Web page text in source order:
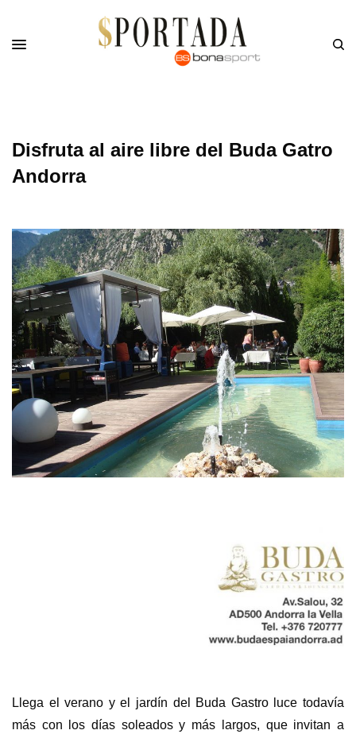
Disfruta al aire libre del Buda Gatro
Andorra
Llega el verano y el jardín del Buda Gastro luce todavía
más con los días soleados y más largos, que invitan a